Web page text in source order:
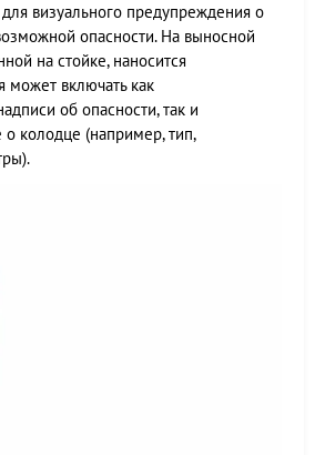
визуального предупреждения о
опасности. На выносной
на стойке, наносится
может включать как
об опасности, так и
колодце (например, тип,